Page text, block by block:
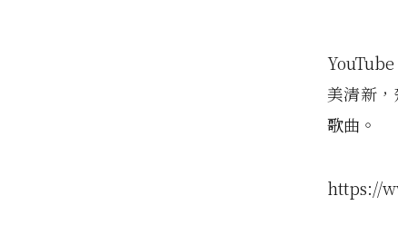
美清新
歌曲。
https://